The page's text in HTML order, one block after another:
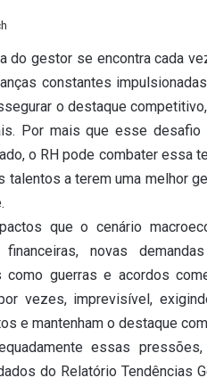
do gestor se encontra cada
constantes
o destaque
Por mais que esse desafio
o RH pode combater essa
talentos a terem uma melhor
que o cenário
novas
guerras e acordos
vezes, imprevisível,
e mantenham o destaque
essas
do Relatório Tendências